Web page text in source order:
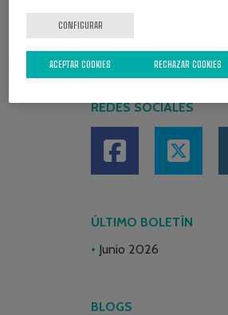
REDES SOCIALES
ÚLTIMO BOLETÍN
Junio 2026
BLOGS
CONFIGURAR
RECHAZAR COOKIES
ACEPTAR COOKIES